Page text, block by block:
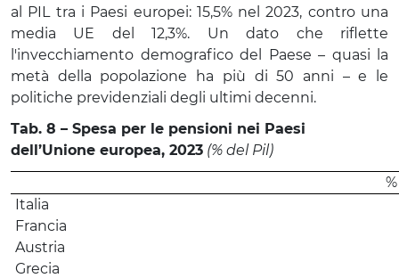
al PIL tra i Paesi europei: 15,5% nel 2023, contro una
media UE del 12,3%. Un dato che riflette
l'invecchiamento demografico del Paese – quasi la
metà della popolazione ha più di 50 anni – e le
politiche previdenziali degli ultimi decenni.
Tab. 8 – Spesa per le pensioni nei Paesi
dell’Unione europea, 2023 (% del Pil)
Italia
Francia
Austria
Grecia